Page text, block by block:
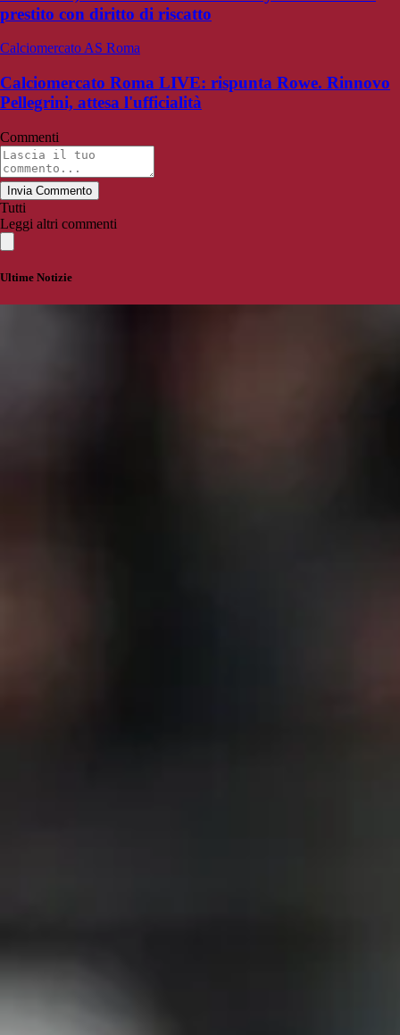
prestito con diritto di riscatto
Calciomercato AS Roma
Calciomercato Roma LIVE: rispunta Rowe. Rinnovo
Pellegrini, attesa l'ufficialità
Commenti
Invia Commento
Tutti
Leggi altri commenti
Ultime Notizie